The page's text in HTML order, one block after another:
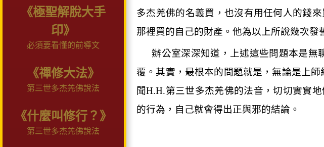
《極聖解脫大手
印》
必須要看懂的前導文
《禪修大法》
第三世多杰羌佛說法
《什麼叫修行？》
第三世多杰羌佛說法
多杰羌佛的名義買，也沒有用任何人的錢
那裡買的自己的財產。他為以上所說幾次
辦公室深深知道，上述這些問題本是無
覆。其實，最根本的問題就是，無論是上
聞H.H.第三世多杰羌佛的法音，切切實實
的行為，自己就會得出正與邪的結論。